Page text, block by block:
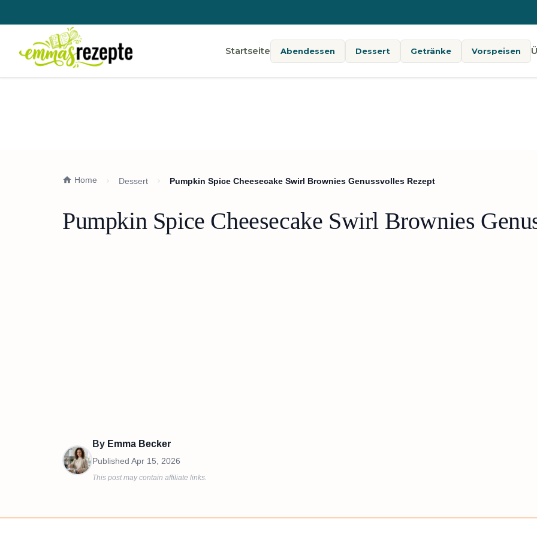
Startseite Abendessen Dessert Getränke Vorspeisen
Home Dessert Pumpkin Spice Cheesecake Swirl Brownies Genussvolles Rezept
Pumpkin Spice Cheesecake Swirl Brownies
By Emma Becker
Published Apr 15, 2026
This post may contain affiliate links.